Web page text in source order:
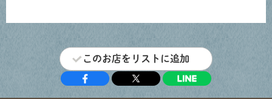
このお店をリストに追加